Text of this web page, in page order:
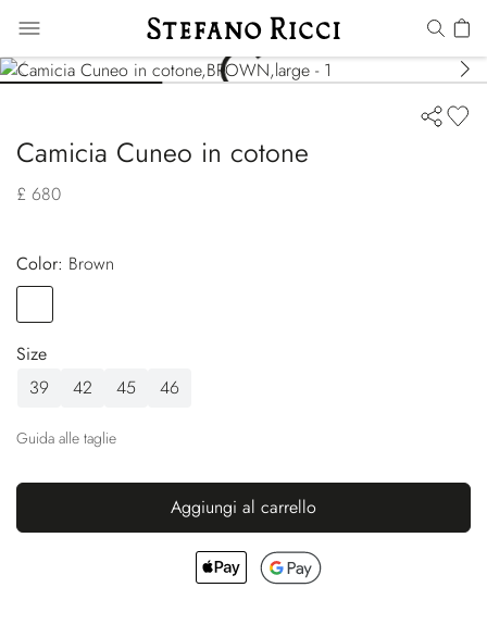
Camicia Cuneo in cotone
£ 680
Color:
brown
Size
39
42 45 46
Guida alle taglie
Aggiungi al carrello